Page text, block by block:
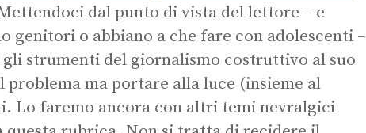
dal punto di vista del lettore – e
genitori o abbiano a che fare con adolescenti –
strumenti del giornalismo costruttivo al suo
ma portare alla luce (insieme al
Lo faremo ancora con altri temi nevralgici